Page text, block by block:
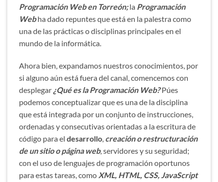
Programación Web en Torreón;la Programación
Webha dado repuntes que está en la palestra como
una de las prácticas o disciplinas principales en el
mundo de la informática.
Ahora bien, expandamos nuestros conocimientos, por
si alguno aún está fuera del canal, comencemos con
desplegar ¿Qué es la Programación Web?Púes
podemos conceptualizar que es una de la disciplina
que está integrada por un conjunto de instrucciones,
ordenadas y consecutivas orientadas a la escritura de
código para el desarrollo, creación o restructuración
de un sitio o página web, servidores y su seguridad;
con el uso de lenguajes de programación oportunos
para estas tareas, como XML, HTML, CSS, JavaScript